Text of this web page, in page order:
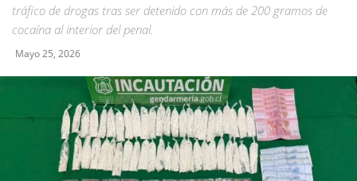
tráfico de drogas tras ser detenido con más de 200 gramos de
cocaína al interior del penal.
Mayo 25, 2026